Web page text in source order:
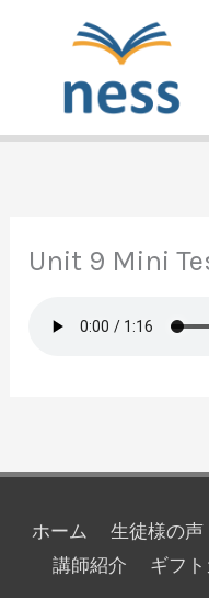
Unit 9 Mini
ホーム 生徒様の声
講師紹介
ギフ